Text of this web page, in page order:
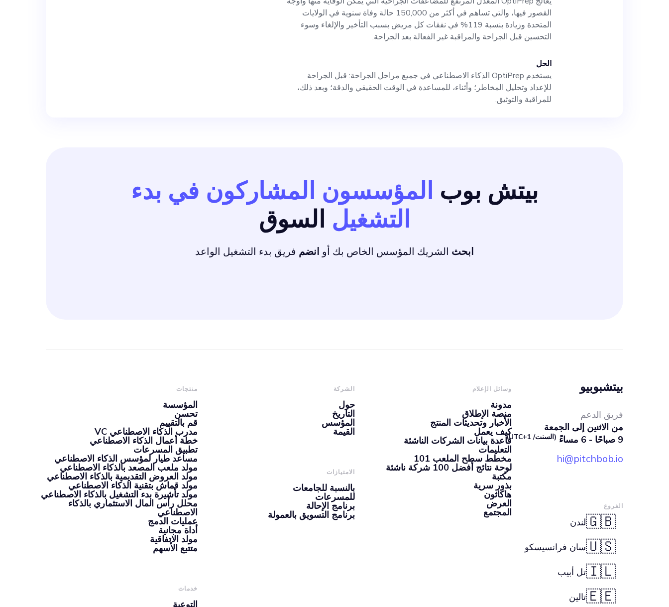
القصور فيها، والتي تساهم في أكثر من 150,000 حالة وفاة سنوية في الولايات
المتحدة وزيادة بنسبة 119% في نفقات كل مريض بسبب التأخير والإلغاء وسوء
التحسين قبل الجراحة والمراقبة غير الفعالة بعد الجراحة.
الحل
يستخدم OptiPrep الذكاء الاصطناعي في جميع مراحل الجراحة: قبل الجراحة
للإعداد وتحليل المخاطر؛ وأثناء، للمساعدة في الوقت الحقيقي والدقة؛ وبعد ذلك،
للمراقبة والتوثيق.
بيتش بوب المؤسسون المشاركون في بدء
التشغيل السوق
ابحث الشريك المؤسس الخاص بك أو انضم فريق بدء التشغيل الواعد
بيتشبوبيو
فريق الدعم
من الاثنين إلى الجمعة
9 صباحًا - 6 مساءً
(السنت/ UTC+1)
hi@pitchbob.io
الفروع
🇬🇧لندن
🇺🇸سان فرانسيسكو
🇮🇱تل أبيب
🇪🇪تالين
منتجات
المؤسسة
تحسن
قم بالتقييم
مدرب الذكاء الاصطناعي VC
خطة أعمال الذكاء الاصطناعي
تطبيق المسرعات
مساعد طيار لمؤسس الذكاء الاصطناعي
مولد ملعب المصعد بالذكاء الاصطناعي
مولد العروض التقديمية بالذكاء الاصطناعي
مولد قماش بتقنية الذكاء الاصطناعي
مولد تأشيرة بدء التشغيل بالذكاء الاصطناعي
محلل رأس المال الاستثماري بالذكاء
الاصطناعي
عمليات الدمج
أداة مجانية
مولد الاتفاقية
متتبع الأسهم
خدمات
التوعية
الشركة
حول
التاريخ
المؤسس
القيمة
الامتيازات
بالنسبة للجامعات
للمسرعات
برنامج الإحالة
برنامج التسويق بالعمولة
وسائل الإعلام
مدونة
منصة الإطلاق
الأخبار وتحديثات المنتج
كيف يعمل
قاعدة بيانات الشركات الناشئة
التعليمات
مخطط سطح الملعب 101
لوحة نتائج أفضل 100 شركة ناشئة
مكتبة
بذور سرية
هاكاثون
العرض
المجتمع